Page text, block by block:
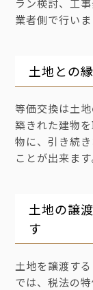
ラン検討、工
業者側で行いま
土地との
等価交換は土
築きれた建物
物に、引き続
ことが出来ます
土地の譲
す
土地を譲渡す
では、税法の